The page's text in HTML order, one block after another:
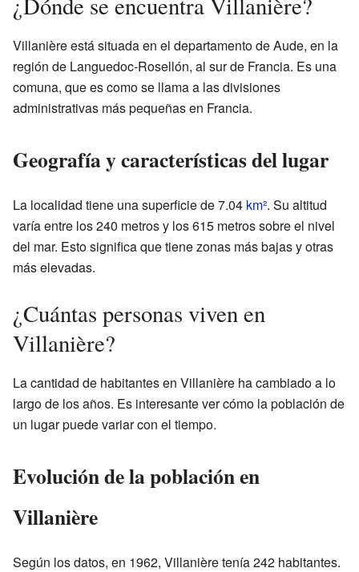
Villanière está situada en el departamento de Aude, en la
región de Languedoc-Rosellón, al sur de Francia. Es una
comuna, que es como se llama a las divisiones
administrativas más pequeñas en Francia.
Geografía y características del lugar
La localidad tiene una superficie de 7.04 km². Su altitud
varía entre los 240 metros y los 615 metros sobre el nivel
del mar. Esto significa que tiene zonas más bajas y otras
más elevadas.
¿Cuántas personas viven en
Villanière?
La cantidad de habitantes en Villanière ha cambiado a lo
largo de los años. Es interesante ver cómo la población de
un lugar puede variar con el tiempo.
Evolución de la población en
Villanière
Según los datos, en 1962, Villanière tenía 242 habitantes.